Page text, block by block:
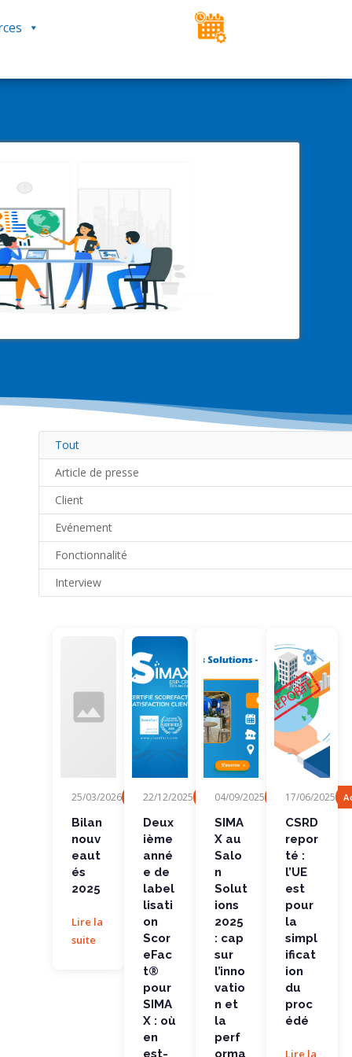
Tout
Article de presse
Client
Evénement
Fonctionnalité
Interview
nouveaut
25/03/2026 Fonctionnalité
Bilan
nouv
eaut
és
2025
Lire la
suite
e année
labellisati
ScoreFact
®...
22/12/2025 Actualités, Evénement
Deux
ième
anné
e de
label
lisati
on
Scor
eFac
t®
pour
SIMA
X : où
en
est-
Salon
2025 : cap
04/09/2025 Actualités,
SIMA
X au
Salo
n
Solut
ions
2025
: cap
sur
l’inno
vatio
n et
la
perf
orma
reporté :
pour la
ion...
17/06/2025
CSRD
repor
té :
l’UE
est
pour
la
simpl
ificat
ion
du
proc
édé
Lire la